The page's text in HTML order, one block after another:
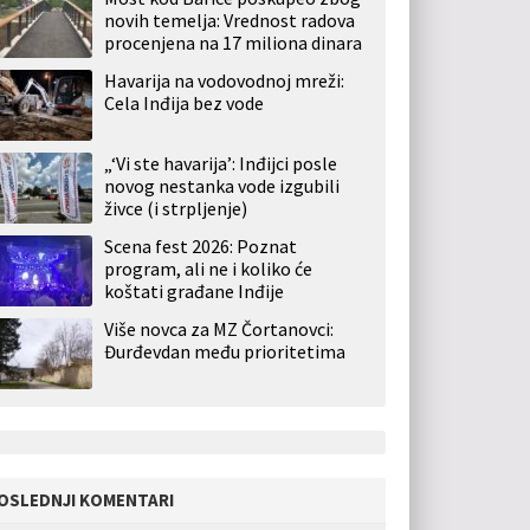
novih temelja: Vrednost radova
procenjena na 17 miliona dinara
Havarija na vodovodnoj mreži:
Cela Inđija bez vode
„‘Vi ste havarija’: Inđijci posle
novog nestanka vode izgubili
živce (i strpljenje)
Scena fest 2026: Poznat
program, ali ne i koliko će
koštati građane Inđije
Više novca za MZ Čortanovci:
Đurđevdan među prioritetima
KOMENTARI